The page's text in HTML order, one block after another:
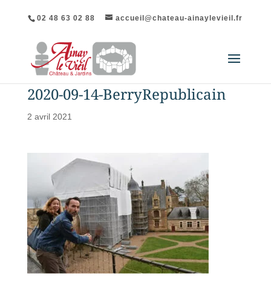
02 48 63 02 88 accueil@chateau-ainaylevieil.fr
2020-09-14-BerryRepublicain
2 avril 2021